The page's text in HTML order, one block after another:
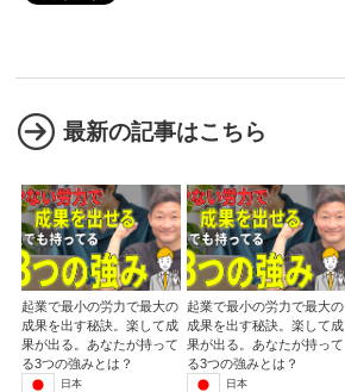
最新の記事はこちら
起業で最小の労力で最大の
成果を出す秘訣。楽して成
果が出る。あなたが持って
る3つの強みとは？
日本
起業で最小の労力で最大の
成果を出す秘訣。楽して成
果が出る。あなたが持って
る3つの強みとは？
日本